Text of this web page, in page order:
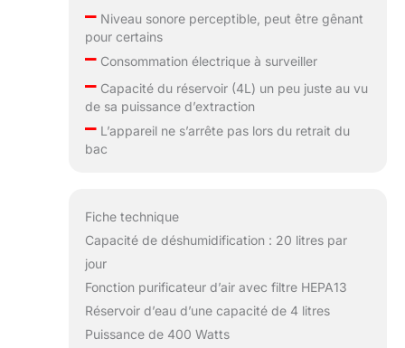
–Niveau sonore perceptible, peut être gênant
pour certains
–Consommation électrique à surveiller
–Capacité du réservoir (4L) un peu juste au vu
de sa puissance d’extraction
–L’appareil ne s’arrête pas lors du retrait du
bac
Fiche technique
Capacité de déshumidification : 20 litres par
jour
Fonction purificateur d’air avec filtre HEPA13
Réservoir d’eau d’une capacité de 4 litres
Puissance de 400 Watts